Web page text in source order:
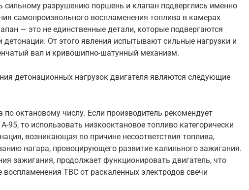
сильному разрушению поршень и клапан подверглись именно
самопроизвольного воспламенения топлива в камерах
— это не единственные детали, которые подвергаются
детонации. От этого явления испытывают сильные нагрузки и
вал и кривошипно-шатунный механизм.
детонационных нагрузок двигателя являются следующие
по октановому числу. Если производитель рекомендует
95, то использовать низкооктановое топливо категорически
возникающая по причине несоответствия топлива,
нагара, провоцирующего развитие калильного зажигания.
зажигания, продолжает функционировать двигатель, что
воспламенения ТВС от раскаленных электродов свечи